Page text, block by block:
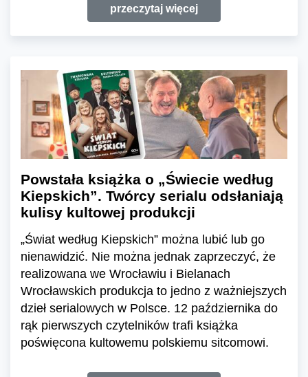
przeczytaj więcej
Powstała książka o „Świecie według
Kiepskich”. Twórcy serialu odsłaniają
kulisy kultowej produkcji
„Świat według Kiepskich” można lubić lub go
nienawidzić. Nie można jednak zaprzeczyć, że
realizowana we Wrocławiu i Bielanach
Wrocławskich produkcja to jedno z ważniejszych
dzieł serialowych w Polsce. 12 października do
rąk pierwszych czytelników trafi książka
poświęcona kultowemu polskiemu sitcomowi.